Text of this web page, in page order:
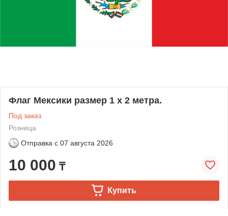
Флаг Мексики размер 1 х 2 метра.
Под заказ
Розница
Отправка с 07 августа 2026
10 000 ₸
Купить